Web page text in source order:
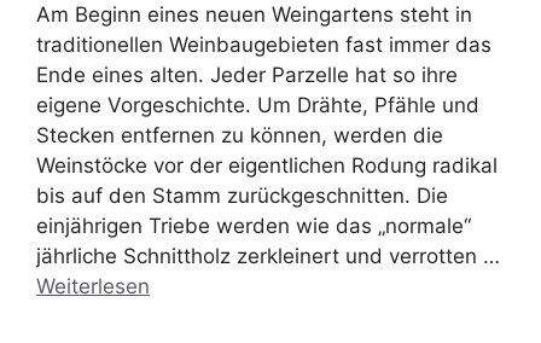
Am Beginn eines neuen Weingartens steht in
traditionellen Weinbaugebieten fast immer das
Ende eines alten. Jeder Parzelle hat so ihre
eigene Vorgeschichte. Um Drähte, Pfähle und
Stecken entfernen zu können, werden die
Weinstöcke vor der eigentlichen Rodung radikal
bis auf den Stamm zurückgeschnitten. Die
einjährigen Triebe werden wie das „normale“
jährliche Schnittholz zerkleinert und verrotten …
Weiterlesen